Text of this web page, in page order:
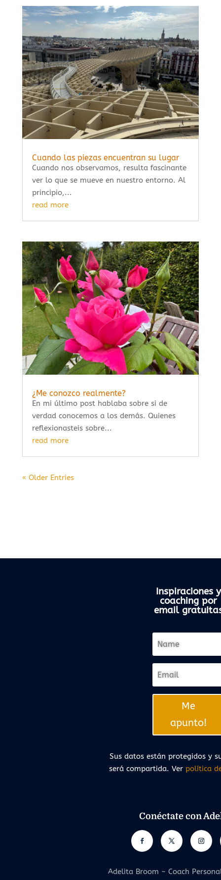
Cuando las piezas encuentran su lugar
Cuando nos observamos, resulta fascinante
ver lo que se mueve en nuestro entorno. Al
principio,...
read more
¿Me conozco realmente?
En mi último post hablaba sobre si de
verdad conocemos a los demás. Quienes
reflexionasteis sobre...
read more
« Older Entries
Inspiraciones y
coaching por
email
Me
apunto!
Sus datos están protegidos y
será compartida. Verpolítica
Conéctate con
Adelita Broom ~ Coach